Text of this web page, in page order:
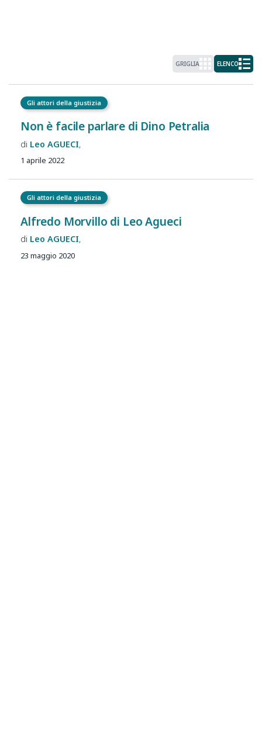
GRIGLIA ELENCO
Gli attori della giustizia
Non è facile parlare di Dino Petralia
Leo AGUECI
1 aprile 2022
Gli attori della giustizia
Alfredo Morvillo di Leo Agueci
Leo AGUECI
23 maggio 2020